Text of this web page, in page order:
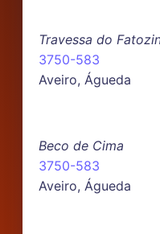
Travessa do
3750-583
Aveiro, Águeda
Beco de Cima
3750-583
Aveiro, Águeda